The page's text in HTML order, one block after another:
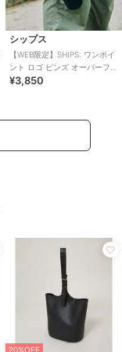
シップス
【WEB限定】SHIPS: ワンポイ
ント ロゴ ピンズ オーバーフィ
ット キャップ
¥3,850
20%OFF